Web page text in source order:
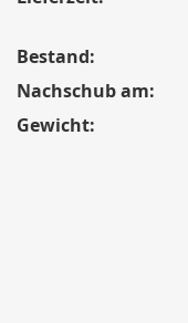
Bestand:
Nachschub am:
Gewicht: